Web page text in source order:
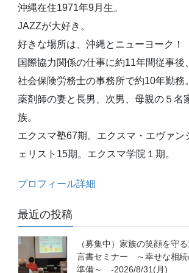
沖縄在住1971年9月生。
JAZZが大好き。
好きな場所は、沖縄とニューヨーク！
国際協力関係の仕事に約11年間従事後、
社会保険労務士の事務所で約10年勤務。
薬剤師の妻と長男、次男、母親の５名
族。
エクスマ塾67期。エクスマ・エヴァン
ェリスト15期。エクスマ学院１期。
プロフィール詳細
最近の投稿
（募集中）家族の笑顔を守
言書セミナー ～幸せな相続
準備～ -2026/8/31(月)